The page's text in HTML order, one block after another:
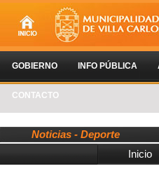
GOBIERNO INFO PÚBLICA
CONTACTO
Noticias - Deporte
Inicio